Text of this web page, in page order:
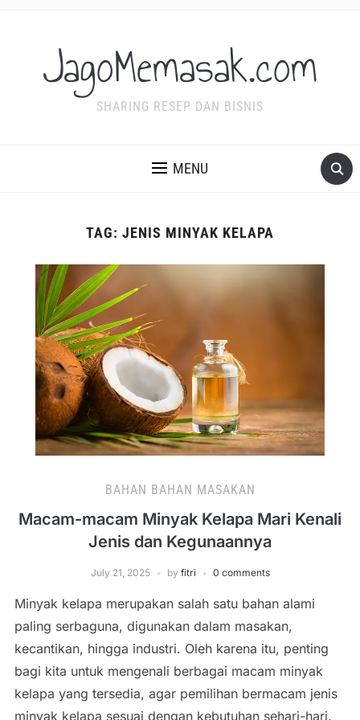
JagoMemasak.com
SHARING RESEP DAN BISNIS
MENU
TAG: JENIS MINYAK KELAPA
BAHAN BAHAN MASAKAN
Macam-macam Minyak Kelapa Mari Kenali
Jenis dan Kegunaannya
July 21, 2025 by fitri 0 comments
Minyak kelapa merupakan salah satu bahan alami
paling serbaguna, digunakan dalam masakan,
kecantikan, hingga industri. Oleh karena itu, penting
bagi kita untuk mengenali berbagai macam minyak
kelapa yang tersedia, agar pemilihan bermacam jenis
minyak kelapa sesuai dengan kebutuhan sehari-hari.